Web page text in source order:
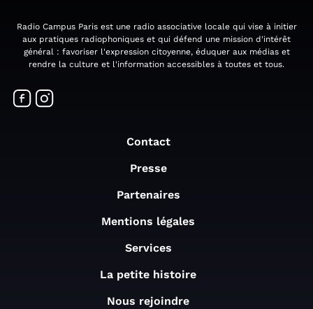
Radio Campus Paris est une radio associative locale qui vise à initier
aux pratiques radiophoniques et qui défend une mission d'intérêt
général : favoriser l'expression citoyenne, éduquer aux médias et
rendre la culture et l'information accessibles à toutes et tous.
Contact
Presse
Partenaires
Mentions légales
Services
La petite histoire
Nous rejoindre